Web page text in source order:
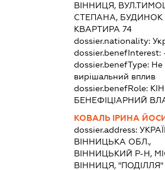
ВІННИЦЯ,
СТЕПАНА, БУДИНОК
КВАРТИРА 74
dossier.nationality:
dossier.benefInterest:
dossier.benefType: Не
вирішальний вплив
dossier.benefRole:
БЕНЕФІЦІАРНИЙ
КОВАЛЬ ІРИНА
dossier.address:
ВІННИЦЬКА ОБЛ.,
ВІННИЦЬКИЙ Р-Н,
ВІННИЦЯ,